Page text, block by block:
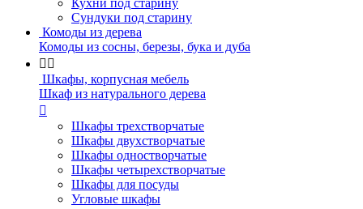
Кухни под старину
Сундуки под старину
Комоды из дерева
Комоды из сосны, березы, бука и дуба
 
Шкафы, корпусная мебель
Шкаф из натурального дерева

Шкафы трехстворчатые
Шкафы двухстворчатые
Шкафы одностворчатые
Шкафы четырехстворчатые
Шкафы для посуды
Угловые шкафы